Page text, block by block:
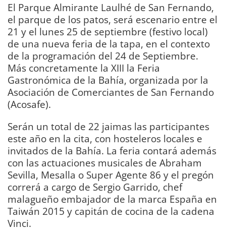
El Parque Almirante Laulhé de San Fernando,
el parque de los patos, será escenario entre el
21 y el lunes 25 de septiembre (festivo local)
de una nueva feria de la tapa, en el contexto
de la programación del 24 de Septiembre.
Más concretamente la XIII la Feria
Gastronómica de la Bahía, organizada por la
Asociación de Comerciantes de San Fernando
(Acosafe).
Serán un total de 22 jaimas las participantes
este año en la cita, con hosteleros locales e
invitados de la Bahía. La feria contará además
con las actuaciones musicales de Abraham
Sevilla, Mesalla o Super Agente 86 y el pregón
correrá a cargo de Sergio Garrido, chef
malagueño embajador de la marca España en
Taiwán 2015 y capitán de cocina de la cadena
Vinci.